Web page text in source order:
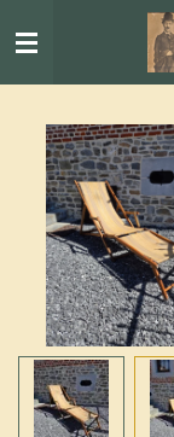
direct
naar
hoofdinhoud